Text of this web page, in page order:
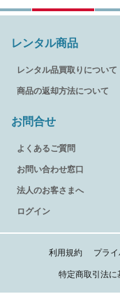
レンタル商品
レンタル品買取りについて
商品の返却方法について
お問合せ
よくあるご質問
お問い合わせ窓口
法人のお客さまへ
ログイン
利用規約 プラ
特定商取引法に